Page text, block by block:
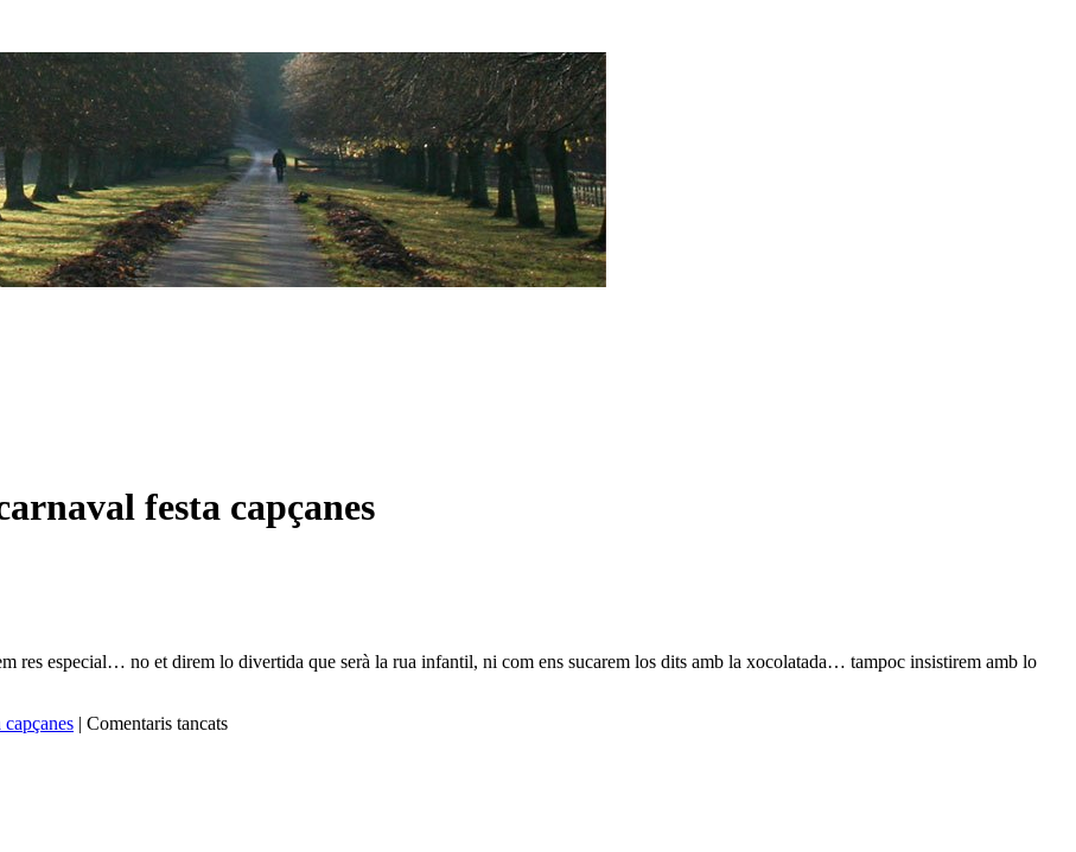
festa capçanes
res especial… no et direm lo divertida que serà la rua infantil, ni com ens sucarem los dits amb la xocolatada… tampoc insistirem amb lo
| Comentaris tancatsa